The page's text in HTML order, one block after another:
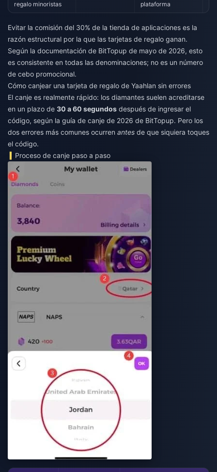
regalo minoristas
plataforma
Evitar la comisión del 30% de la tienda de aplicaciones es la
razón estructural por la que las tarjetas de regalo ganan.
Según la documentación de BitTopup de mayo de 2026, esto
es consistente en todas las denominaciones; no es un número
de cebo promocional.
Cómo canjear una tarjeta de regalo de Yaahlan sin errores
El canje es realmente rápido: los diamantes suelen acreditarse
en un plazo de 30 a 60 segundos después de ingresar el
código, según la guía de canje de 2026 de BitTopup. Pero los
dos errores más comunes ocurren antes de que siquiera toques
el código.
Proceso de canje paso a paso